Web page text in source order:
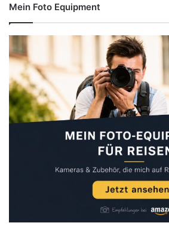
Mein Foto Equipment